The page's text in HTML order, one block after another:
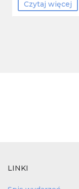
Czytaj więcej
LINKI